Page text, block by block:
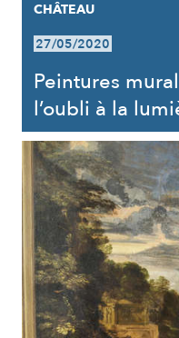
CHÂTEAU
27/05/2020
Peintures
l’oubli à la